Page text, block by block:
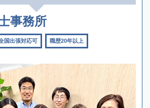
事務所
国出張対応可 職歴20年以上